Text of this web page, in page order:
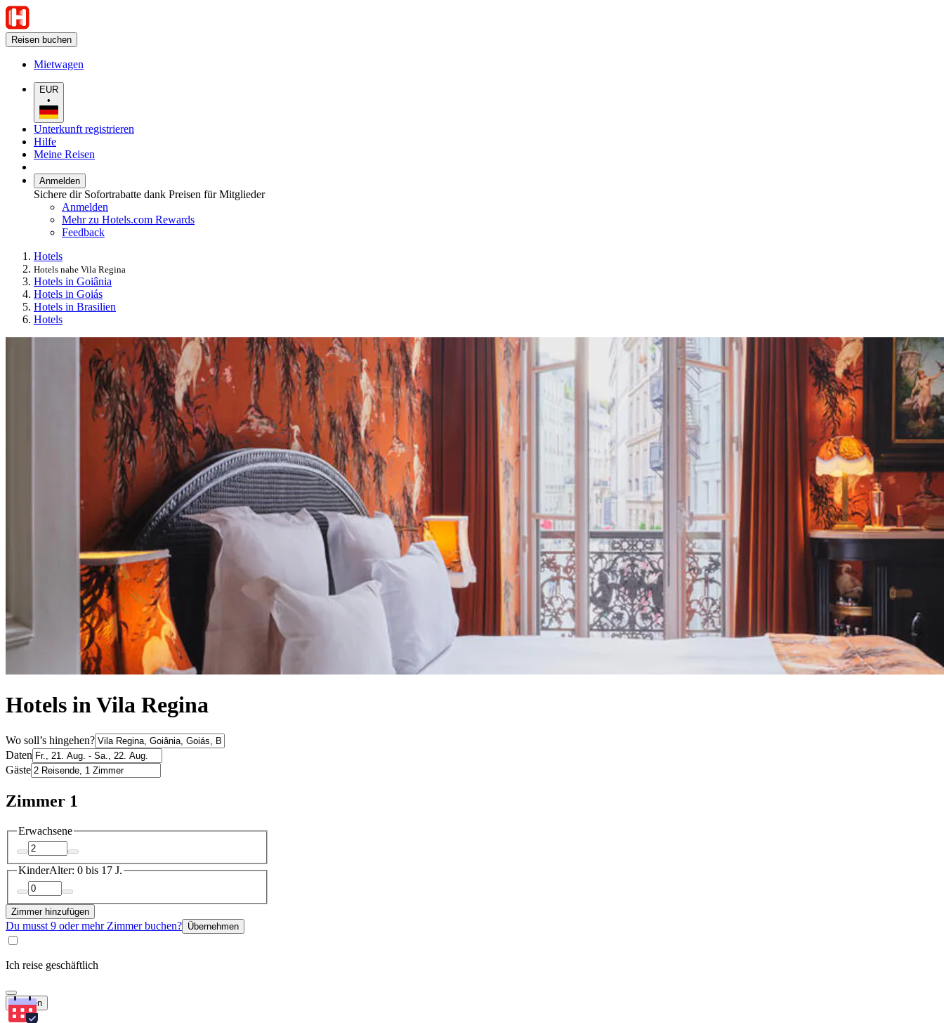
Reisen buchen
Mietwagen
EUR
•
Unterkunft registrieren
Hilfe
Meine Reisen
Anmelden
Sichere dir Sofortrabatte dank Preisen für Mitglieder
Anmelden
Mehr zu Hotels.com Rewards
Feedback
Hotels
Hotels nahe Vila Regina
Hotels in Goiânia
Hotels in Goiás
Hotels in Brasilien
Hotels
Hotels in Vila Regina
Wo soll’s hingehen?
Daten
Gäste
Zimmer 1
Erwachsene
KinderAlter: 0 bis 17 J.
Zimmer hinzufügen
Du musst 9 oder mehr Zimmer buchen? Übernehmen
Ich reise geschäftlich
Suchen